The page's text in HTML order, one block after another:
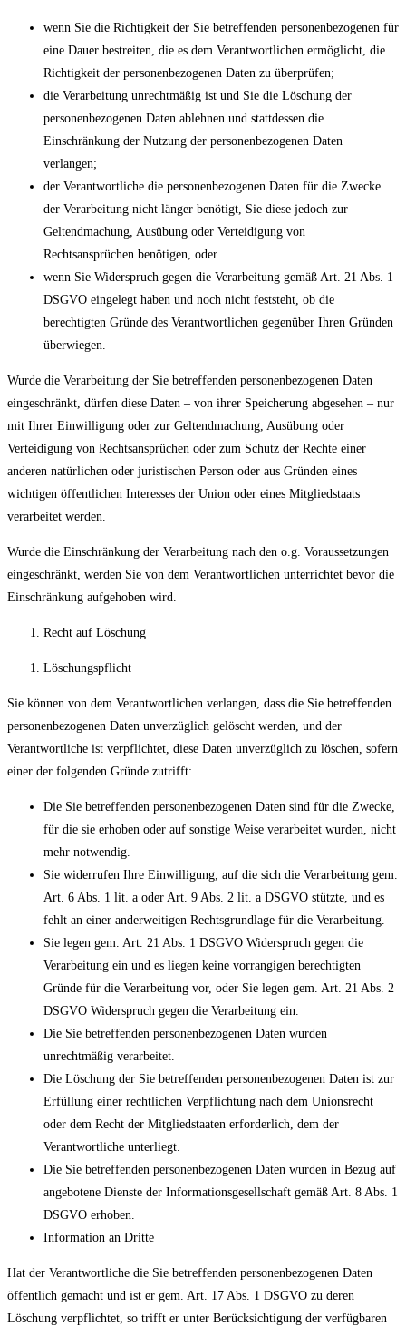
wenn Sie die Richtigkeit der Sie betreffenden personenbezogenen für
eine Dauer bestreiten, die es dem Verantwortlichen ermöglicht, die
Richtigkeit der personenbezogenen Daten zu überprüfen;
die Verarbeitung unrechtmäßig ist und Sie die Löschung der
personenbezogenen Daten ablehnen und stattdessen die
Einschränkung der Nutzung der personenbezogenen Daten
verlangen;
der Verantwortliche die personenbezogenen Daten für die Zwecke
der Verarbeitung nicht länger benötigt, Sie diese jedoch zur
Geltendmachung, Ausübung oder Verteidigung von
Rechtsansprüchen benötigen, oder
wenn Sie Widerspruch gegen die Verarbeitung gemäß Art. 21 Abs. 1
DSGVO eingelegt haben und noch nicht feststeht, ob die
berechtigten Gründe des Verantwortlichen gegenüber Ihren Gründen
überwiegen.
Wurde die Verarbeitung der Sie betreffenden personenbezogenen Daten
eingeschränkt, dürfen diese Daten – von ihrer Speicherung abgesehen – nur
mit Ihrer Einwilligung oder zur Geltendmachung, Ausübung oder
Verteidigung von Rechtsansprüchen oder zum Schutz der Rechte einer
anderen natürlichen oder juristischen Person oder aus Gründen eines
wichtigen öffentlichen Interesses der Union oder eines Mitgliedstaats
verarbeitet werden.
Wurde die Einschränkung der Verarbeitung nach den o.g. Voraussetzungen
eingeschränkt, werden Sie von dem Verantwortlichen unterrichtet bevor die
Einschränkung aufgehoben wird.
Recht auf Löschung
Löschungspflicht
Sie können von dem Verantwortlichen verlangen, dass die Sie betreffenden
personenbezogenen Daten unverzüglich gelöscht werden, und der
Verantwortliche ist verpflichtet, diese Daten unverzüglich zu löschen, sofern
einer der folgenden Gründe zutrifft:
Die Sie betreffenden personenbezogenen Daten sind für die Zwecke,
für die sie erhoben oder auf sonstige Weise verarbeitet wurden, nicht
mehr notwendig.
Sie widerrufen Ihre Einwilligung, auf die sich die Verarbeitung gem.
Art. 6 Abs. 1 lit. a oder Art. 9 Abs. 2 lit. a DSGVO stützte, und es
fehlt an einer anderweitigen Rechtsgrundlage für die Verarbeitung.
Sie legen gem. Art. 21 Abs. 1 DSGVO Widerspruch gegen die
Verarbeitung ein und es liegen keine vorrangigen berechtigten
Gründe für die Verarbeitung vor, oder Sie legen gem. Art. 21 Abs. 2
DSGVO Widerspruch gegen die Verarbeitung ein.
Die Sie betreffenden personenbezogenen Daten wurden
unrechtmäßig verarbeitet.
Die Löschung der Sie betreffenden personenbezogenen Daten ist zur
Erfüllung einer rechtlichen Verpflichtung nach dem Unionsrecht
oder dem Recht der Mitgliedstaaten erforderlich, dem der
Verantwortliche unterliegt.
Die Sie betreffenden personenbezogenen Daten wurden in Bezug auf
angebotene Dienste der Informationsgesellschaft gemäß Art. 8 Abs. 1
DSGVO erhoben.
Information an Dritte
Hat der Verantwortliche die Sie betreffenden personenbezogenen Daten
öffentlich gemacht und ist er gem. Art. 17 Abs. 1 DSGVO zu deren
Löschung verpflichtet, so trifft er unter Berücksichtigung der verfügbaren